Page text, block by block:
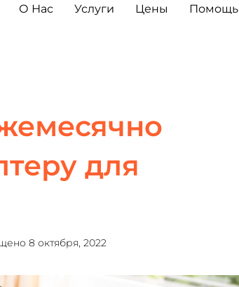
О Нас Услуги Цены Помощь
для
8 октября, 2022